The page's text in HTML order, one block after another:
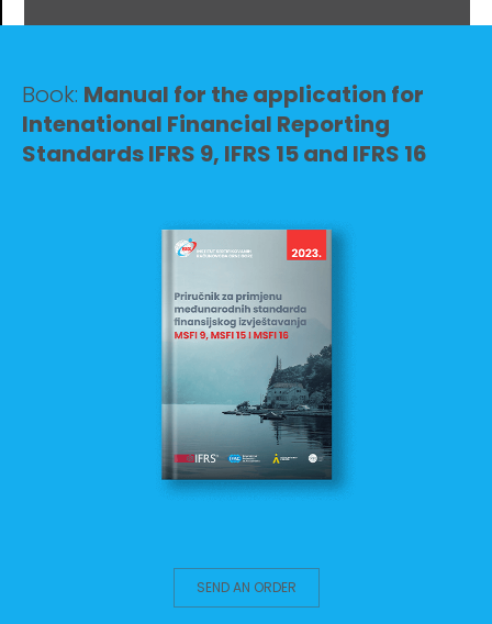
Book: Manual for the application for
Intenational Financial Reporting
Standards IFRS 9, IFRS 15 and IFRS 16
SEND AN ORDER